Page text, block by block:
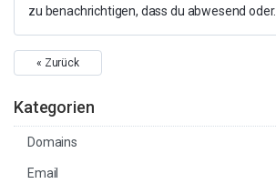
zu benachrichtigen, dass du abwesend oder...
« Zurück
Kategorien
Domains
Email